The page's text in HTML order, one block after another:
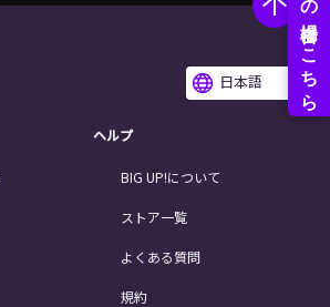
日本語
ヘルプ
BIG UP!について
ストア一覧
よくある質問
規約